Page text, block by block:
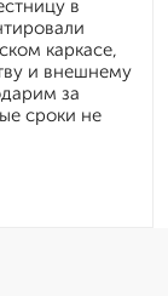
в
каркасе,
и внешнему
за
сроки не